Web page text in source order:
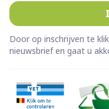
Door op inschrijven te
nieuwsbrief en gaat u